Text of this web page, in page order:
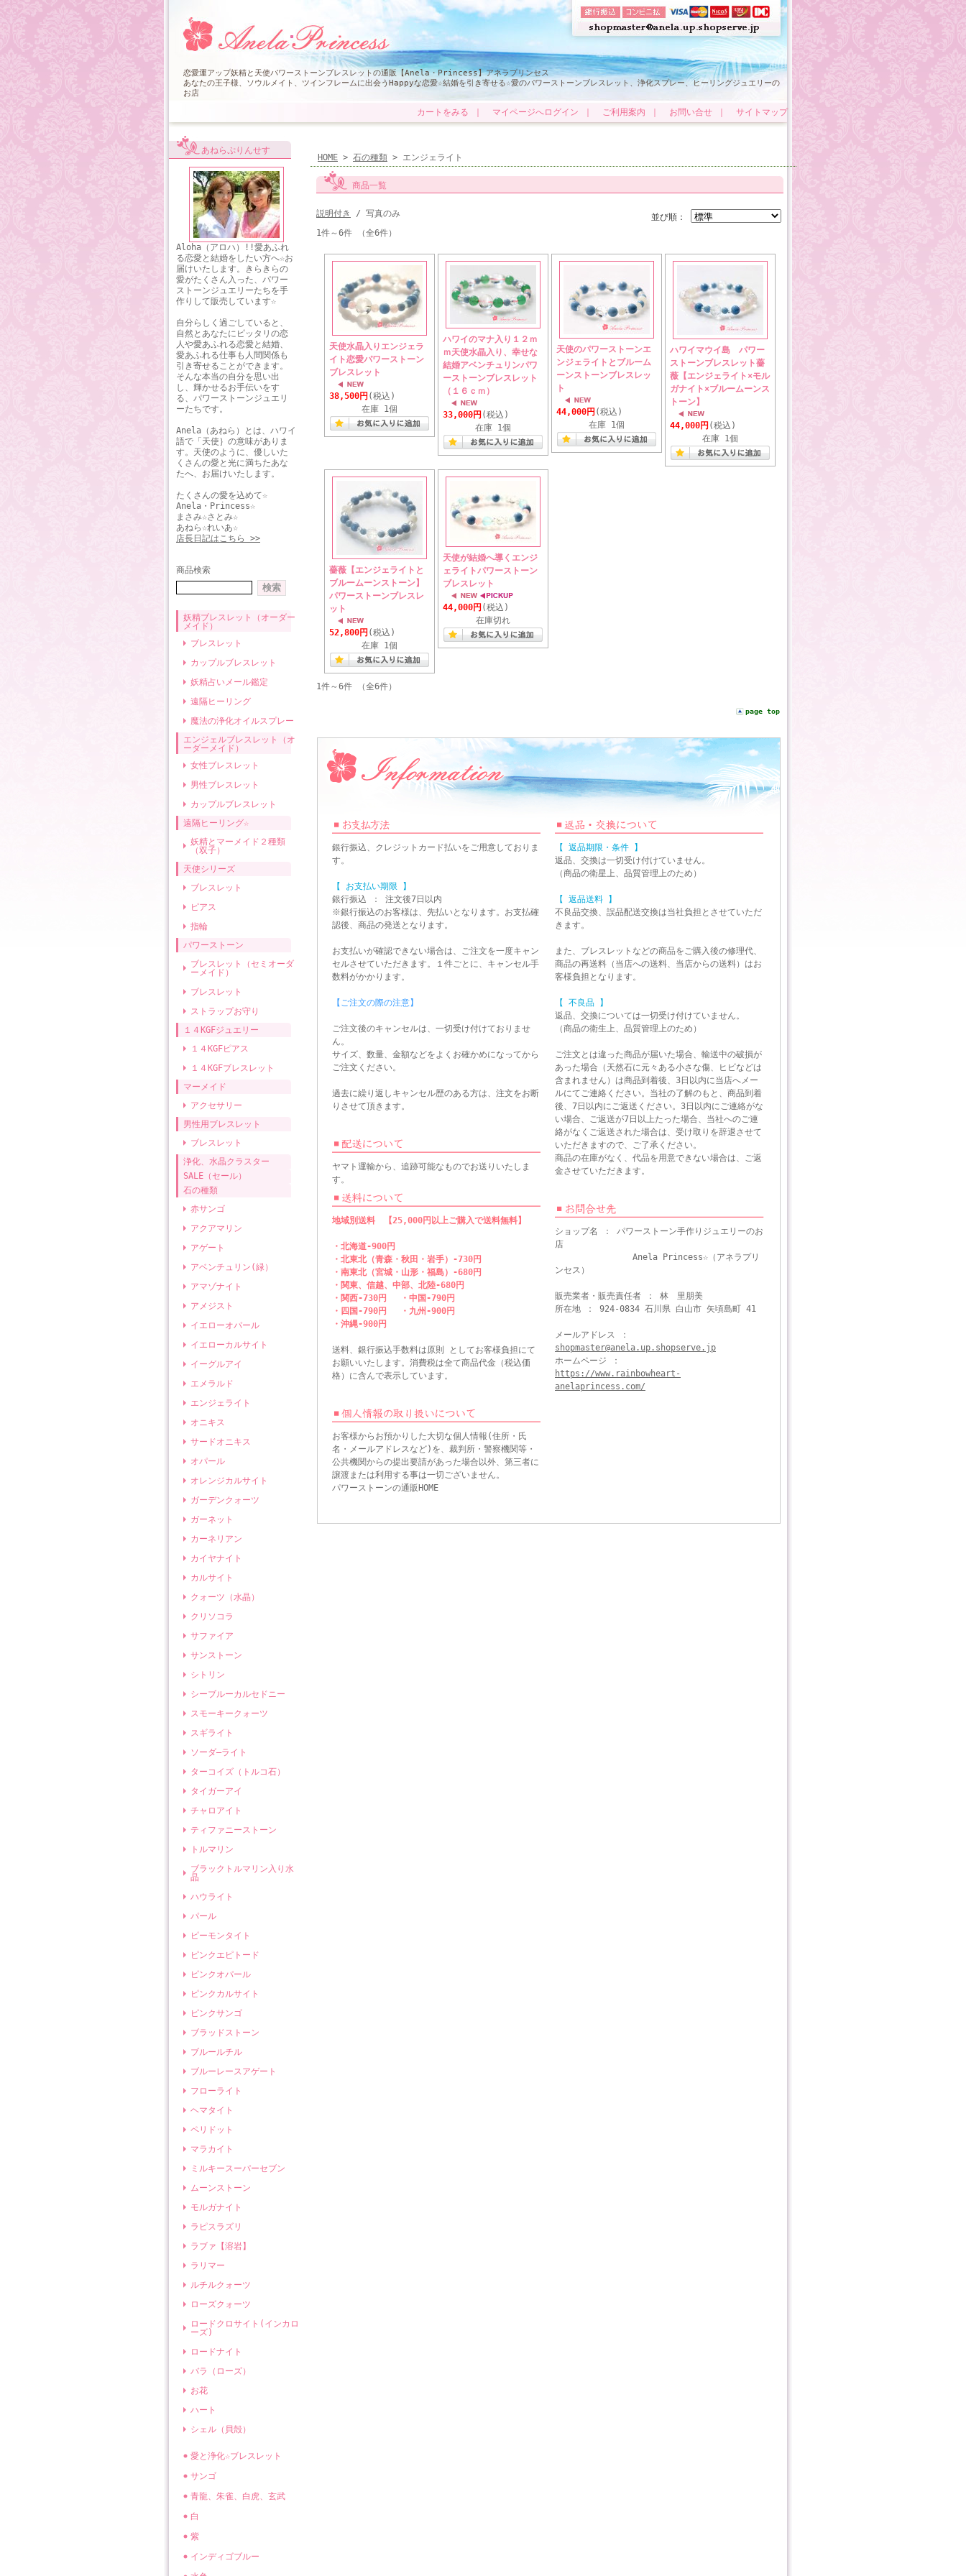
恋愛運アップ妖精と天使パワーストーンブレスレットの通販【Anela・Princess】アネラプリンセス
あなたの王子様、ソウルメイト、ツインフレームに出会うHappyな恋愛☆結婚を引き寄せる☆愛のパワーストーンブレスレット、浄化スプレー、ヒーリングジュエリーの
お店
カートをみる マイページへログイン ご利用案内 お問い合せ サイトマップ
あねらぷりんせす
Aloha（アロハ）!!愛あふれ
る恋愛と結婚をしたい方へ☆お
届けいたします。きらきらの
愛がたくさん入った、パワー
ストーンジュエリーたちを手
作りして販売しています☆
自分らしく過ごしていると、
自然とあなたにピッタリの恋
人や愛あふれる恋愛と結婚、
愛あふれる仕事も人間関係も
引き寄せることができます。
そんな本当の自分を思い出
し、輝かせるお手伝いをす
る、パワーストーンジュエリ
ーたちです。
Anela（あねら）とは、ハワイ
語で「天使｝の意味がありま
す。天使のように、優しいた
くさんの愛と光に満ちたあな
たへ、お届けいたします。
たくさんの愛を込めて☆
Anela・Princess☆
まさみ☆さとみ☆
あねら☆れいあ☆
店長日記はこちら >>
商品検索
妖精ブレスレット（オーダー
メイド）
ブレスレット
カップルブレスレット
妖精占いメール鑑定
遠隔ヒーリング
魔法の浄化オイルスプレー
エンジェルブレスレット（オ
ーダーメイド）
女性ブレスレット
男性ブレスレット
カップルブレスレット
遠隔ヒーリング☆
妖精とマーメイド２種類
（双子）
天使シリーズ
ブレスレット
ピアス
指輪
パワーストーン
ブレスレット（セミオーダ
ーメイド）
ブレスレット
ストラップお守り
１４KGFジュエリー
１４KGFピアス
１４KGFブレスレット
マーメイド
アクセサリー
男性用ブレスレット
ブレスレット
浄化、水晶クラスター
SALE（セール）
石の種類
赤サンゴ
アクアマリン
アゲート
アベンチュリン(緑）
アマゾナイト
アメジスト
イエローオパール
イエローカルサイト
イーグルアイ
エメラルド
エンジェライト
オニキス
サードオニキス
オパール
オレンジカルサイト
ガーデンクォーツ
ガーネット
カーネリアン
カイヤナイト
カルサイト
クォーツ（水晶）
クリソコラ
サファイア
サンストーン
シトリン
シーブルーカルセドニー
スモーキークォーツ
スギライト
ソーダ―ライト
ターコイズ（トルコ石）
タイガーアイ
チャロアイト
ティファニーストーン
トルマリン
ブラックトルマリン入り水
晶
ハウライト
パール
ピーモンタイト
ピンクエピトード
ピンクオパール
ピンクカルサイト
ピンクサンゴ
ブラッドストーン
ブルールチル
ブルーレースアゲート
フローライト
ヘマタイト
ペリドット
マラカイト
ミルキースーパーセブン
ムーンストーン
モルガナイト
ラピスラズリ
ラブァ【溶岩】
ラリマー
ルチルクォーツ
ローズクォーツ
ロードクロサイト(インカロ
ーズ)
ロードナイト
バラ（ローズ）
お花
ハート
シェル（貝殻）
愛と浄化☆ブレスレット
サンゴ
青龍、朱雀、白虎、玄武
白
紫
インディゴブルー
HOME > 石の種類 > エンジェライト
商品一覧
並び順：
説明付き
/ 写真のみ
1件～6件 （全6件）
天使水晶入りエンジェラ
イト恋愛パワーストーン
ブレスレット
38,500円 (税込)
在庫 1個
ハワイのマナ入り１２ｍ
ｍ天使水晶入り、幸せな
結婚アベンチュリンパワ
ーストーンブレスレット
（１６ｃｍ）
33,000円 (税込)
在庫 1個
天使のパワーストーンエ
ンジェライトとブルーム
ーンストーンブレスレッ
ト
44,000円 (税込)
在庫 1個
ハワイマウイ島 パワー
ストーンブレスレット薔
薇【エンジェライト×モル
ガナイト×ブルームーンス
トーン】
44,000円 (税込)
在庫 1個
薔薇【エンジェライトと
ブルームーンストーン】
パワーストーンブレスレ
ット
52,800円 (税込)
在庫 1個
天使が結婚へ導くエンジ
ェライトパワーストーン
ブレスレット
44,000円 (税込)
在庫切れ
1件～6件 （全6件）
page top
銀行振込、クレジットカード払いをご用意しておりま
す。
【 お支払い期限 】
銀行振込 ： 注文後7日以内
※銀行振込のお客様は、先払いとなります。お支払確
認後、商品の発送となります。
お支払いが確認できない場合は、ご注文を一度キャン
セルさせていただきます。１件ごとに、キャンセル手
数料がかかります。
【ご注文の際の注意】
ご注文後のキャンセルは、一切受け付けておりませ
ん。
サイズ、数量、金額などをよくお確かめになってから
ご注文ください。
過去に繰り返しキャンセル歴のある方は、注文をお断
りさせて頂きます。
ヤマト運輸から、追跡可能なものでお送りいたしま
す。
地域別送料 【25,000円以上ご購入で送料無料】
・北海道-900円
・北東北（青森・秋田・岩手）-730円
・南東北（宮城・山形・福島）-680円
・関東、信越、中部、北陸-680円
・関西-730円 ・中国-790円
・四国-790円 ・九州-900円
・沖縄-900円
送料、銀行振込手数料は原則 としてお客様負担にて
お願いいたします。消費税は全て商品代金（税込価
格）に含んで表示しています。
お客様からお預かりした大切な個人情報(住所・氏
名・メールアドレスなど)を、裁判所・警察機関等・
公共機関からの提出要請があった場合以外、第三者に
譲渡または利用する事は一切ございません。
パワーストーンの通販HOME
【 返品期限・条件 】
返品、交換は一切受け付けていません。
（商品の衛星上、品質管理上のため）
【 返品送料 】
不良品交換、誤品配送交換は当社負担とさせていただ
きます。
また、ブレスレットなどの商品をご購入後の修理代、
商品の再送料（当店への送料、当店からの送料）はお
客様負担となります。
【 不良品 】
返品、交換については一切受け付けていません。
（商品の衛生上、品質管理上のため）
ご注文とは違った商品が届いた場合、輸送中の破損が
あった場合（天然石に元々ある小さな傷、ヒビなどは
含まれません）は商品到着後、3日以内に当店へメー
ルにてご連絡ください。当社の了解のもと、商品到着
後、7日以内にご返送ください。3日以内にご連絡がな
い場合、ご返送が7日以上たった場合、当社へのご連
絡がなくご返送された場合は、受け取りを辞退させて
いただきますので、ご了承ください。
商品の在庫がなく、代品を用意できない場合は、ご返
金させていただきます。
ショップ名 ： パワーストーン手作りジュエリーのお
店
Anela Princess☆（アネラプリ
ンセス）
販売業者・販売責任者 ： 林 里朋美
所在地 ： 924-0834 石川県 白山市 矢頃島町 41
メールアドレス ：
shopmaster@anela.up.shopserve.jp
ホームページ ：
https://www.rainbowheart-
anelaprincess.com/